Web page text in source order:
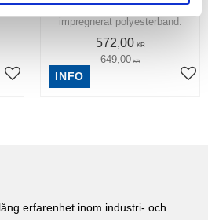
impregnerat polyesterband.
572,00 KR
649,00 KR
INFO
erfarenhet inom industri- och